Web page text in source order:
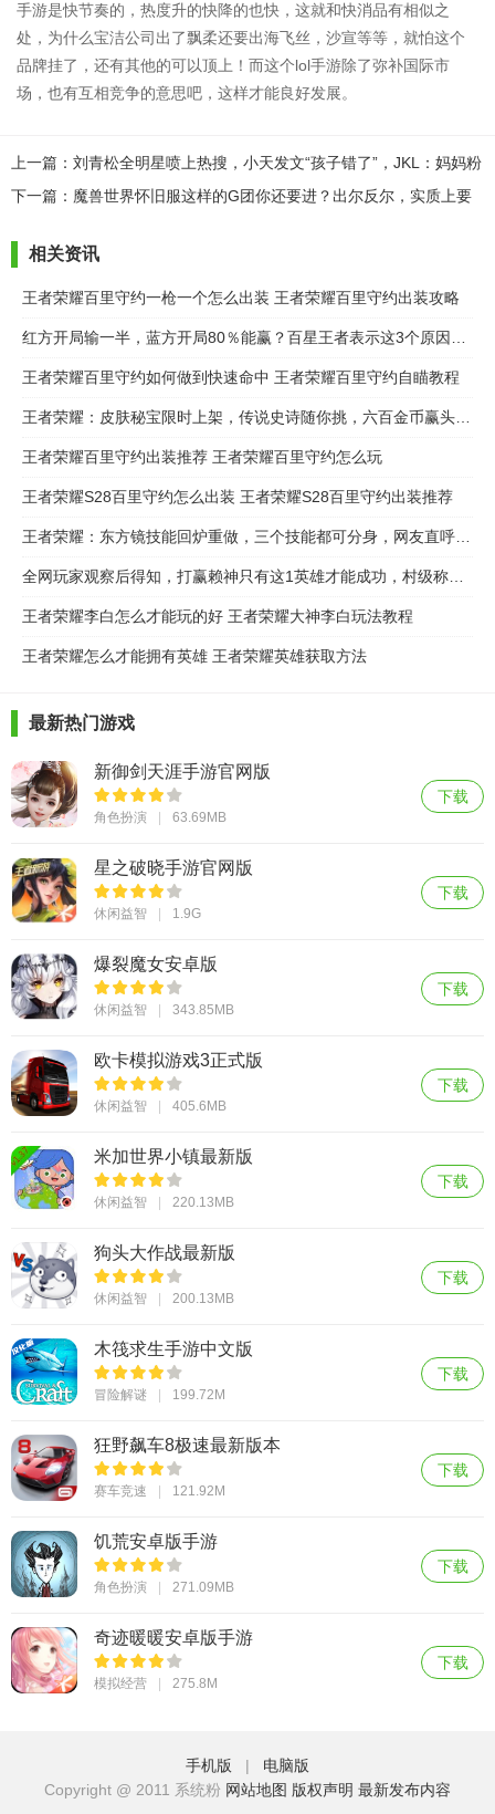
手游是快节奏的，热度升的快降的也快，这就和快消品有相似之
处，为什么宝洁公司出了飘柔还要出海飞丝，沙宣等等，就怕这个
品牌挂了，还有其他的可以顶上！而这个lol手游除了弥补国际市
场，也有互相竞争的意思吧，这样才能良好发展。
上一篇：刘青松全明星喷上热搜，小天发文“孩子错了”，JKL：妈妈粉
别喷天松双宝
下一篇：魔兽世界怀旧服这样的G团你还要进？出尔反尔，实质上要
相关资讯
王者荣耀百里守约一枪一个怎么出装 王者荣耀百里守约出装攻略
王者荣耀百里守约如何做到快速命中 王者荣耀百里守约自瞄教程
王者荣耀百里守约出装推荐 王者荣耀百里守约怎么玩
王者荣耀S28百里守约怎么出装 王者荣耀S28百里守约出装推荐
王者荣耀李白怎么才能玩的好 王者荣耀大神李白玩法教程
王者荣耀怎么才能拥有英雄 王者荣耀英雄获取方法
最新热门游戏
新御剑天涯手游官网版
角色扮演 63.69MB
下载
星之破晓手游官网版
休闲益智 1.9G
下载
爆裂魔女安卓版
休闲益智 343.85MB
下载
欧卡模拟游戏3正式版
休闲益智 405.6MB
下载
米加世界小镇最新版
休闲益智 220.13MB
下载
狗头大作战最新版
休闲益智 200.13MB
下载
木筏求生手游中文版
冒险解谜 199.72M
下载
狂野飙车8极速最新版本
赛车竞速 121.92M
下载
饥荒安卓版手游
角色扮演 271.09MB
下载
奇迹暖暖安卓版手游
模拟经营 275.8M
下载
手机版 | 电脑版
Copyright @ 2011 系统粉 网站地图 版权声明 最新发布内容